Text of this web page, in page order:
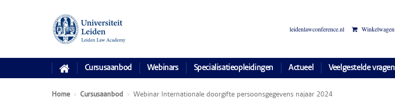
leidenlawconference.nl Winkelwagen
Cursusaanbod Webinars Specialisatieopleidingen Actueel Veelgestelde vragen
Home Cursusaanbod Webinar Internationale doorgifte persoonsgegevens najaar 2024